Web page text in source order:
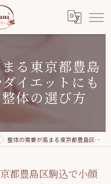
る東京都豊島
イエットにも
体の選び方
整体の需要が高まる東京都豊島区駒込で小顔やダイエットにも効果的な美容整体の選び方
都豊島区駒込で小顔